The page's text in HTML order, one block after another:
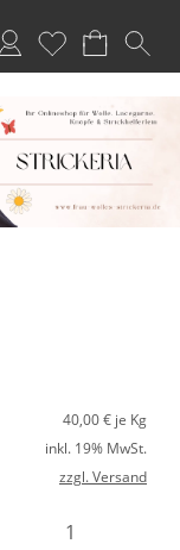
Anmelden
Merkliste
40,00€ je Kg
inkl. 19% MwSt.
zzgl. Versand